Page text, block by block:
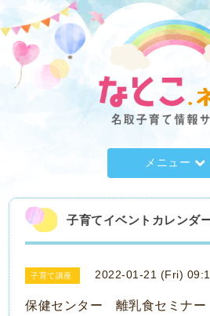
メニュー
子育てイベントカレンダ
子育て講座 2022-01-21 (Fri)
保健センター 離乳食セミナー